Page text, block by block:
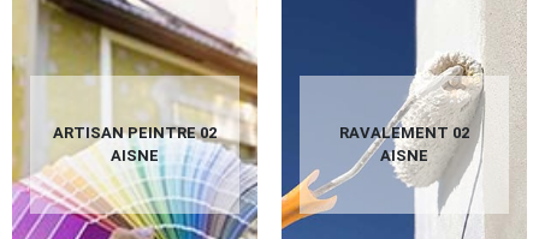
ARTISAN PEINTRE 02
AISNE
RAVALEMENT 02
AISNE